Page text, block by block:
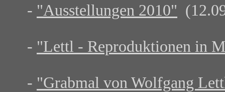
- "Ausstellungen 2010"
- "Lettl - Reproduktionen in
- "Grabmal von Wolfgang